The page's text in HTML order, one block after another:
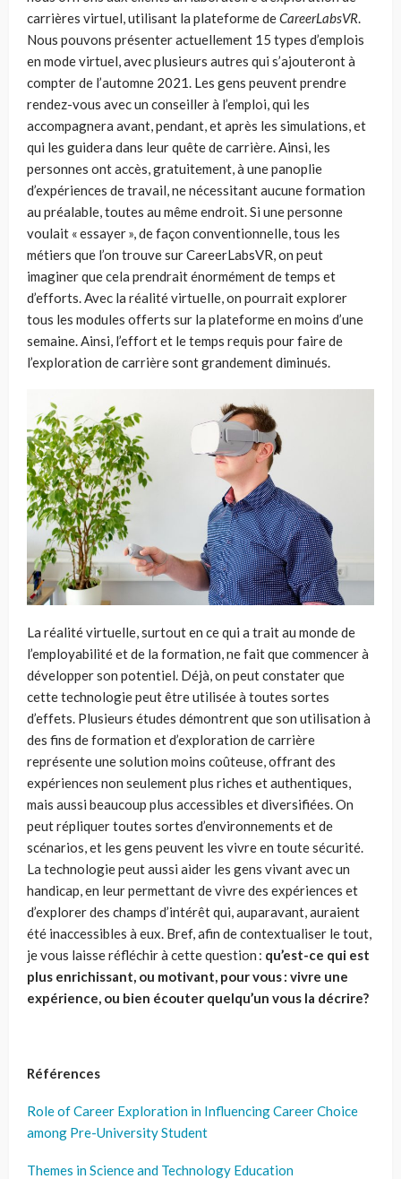
carrières virtuel, utilisant la plateforme deCareerLabsVR.
Nous pouvons présenter actuellement 15 types d’emplois
en mode virtuel, avec plusieurs autres qui s’ajouteront à
compter de l’automne 2021. Les gens peuvent prendre
rendez-vous avec un conseiller à l’emploi, qui les
accompagnera avant, pendant, et après les simulations, et
qui les guidera dans leur quête de carrière. Ainsi, les
personnes ont accès, gratuitement, à une panoplie
d’expériences de travail, ne nécessitant aucune formation
au préalable, toutes au même endroit. Si une personne
voulait « essayer », de façon conventionnelle, tous les
métiers que l’on trouve sur CareerLabsVR, on peut
imaginer que cela prendrait énormément de temps et
d’efforts. Avec la réalité virtuelle, on pourrait explorer
tous les modules offerts sur la plateforme en moins d’une
semaine. Ainsi, l’effort et le temps requis pour faire de
l’exploration de carrière sont grandement diminués.
La réalité virtuelle, surtout en ce qui a trait au monde de
l’employabilité et de la formation, ne fait que commencer à
développer son potentiel. Déjà, on peut constater que
cette technologie peut être utilisée à toutes sortes
d’effets. Plusieurs études démontrent que son utilisation à
des fins de formation et d’exploration de carrière
représente une solution moins coûteuse, offrant des
expériences non seulement plus riches et authentiques,
mais aussi beaucoup plus accessibles et diversifiées.On
peut répliquer toutes sortes d’environnements et de
scénarios, et les gens peuvent les vivre en toute sécurité.
La technologie peut aussi aider les gens vivant avec un
handicap, en leur permettant de vivre des expériences et
d’explorer des champs d’intérêt qui, auparavant, auraient
été inaccessibles à eux. Bref, afin de contextualiser le tout,
je vous laisse réfléchir à cette question : qu’est-ce qui est
plus enrichissant, ou motivant, pour vous : vivre une
expérience, ou bien écouter quelqu’un vous la décrire?
Références
Role of Career Exploration in Influencing Career Choice
among Pre-University Student
Themes in Science and Technology Education